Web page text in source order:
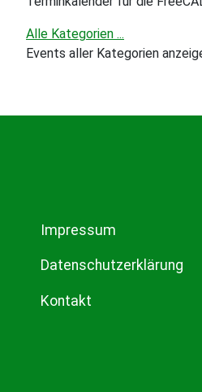
Alle Kategorien ...
Events aller Kategorien
Impressum
Datenschutzerklärung
Kontakt